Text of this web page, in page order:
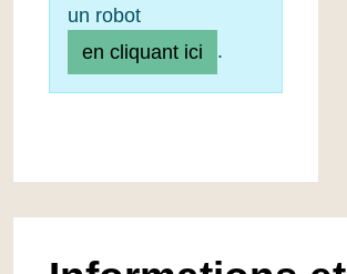
un robot
en cliquant ici
.